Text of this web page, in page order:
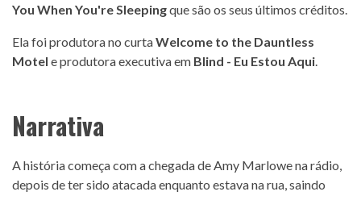
You When You're Sleepingque são os seus últimos créditos.
Ela foi produtora no curtaWelcome to the Dauntless
Motel e produtora executiva em Blind - Eu Estou Aqui
Narrativa
A história começa com a chegada de Amy Marlowe na rádio,
depois de ter sido atacada enquanto estava na rua, saindo